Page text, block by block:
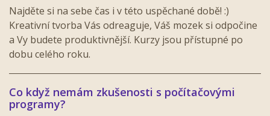
Najděte si na sebe čas i v této uspěchané době! :)
Kreativní tvorba Vás odreaguje, Váš mozek si odpočine
a Vy budete produktivnější. Kurzy jsou přístupné po
dobu celého roku.
Co když nemám zkušenosti s počítačovými
programy?